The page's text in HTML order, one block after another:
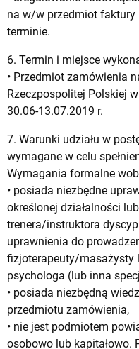
na w/w przedmiot faktury
terminie.
6. Termin i miejsce
• Przedmiot zamówienia
Rzeczpospolitej Polskiej
30.06-13.07.2019 r.
7. Warunki udziału w
wymagane w celu
Wymagania formalne
• posiada niezbędne
określonej działalności
trenera/instruktora
uprawnienia do
fizjoterapeuty/masażysty
psychologa (lub inna
• posiada niezbędną
przedmiotu zamówienia,
• nie jest podmiotem
osobowo lub kapitałowo.